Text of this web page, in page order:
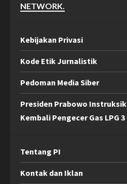
NETWORK.
Kebijakan Privasi
Kode Etik Jurnalistik
Pedoman Media Siber
Presiden Prabowo
Kembali Pengecer Gas LPG 3
Tentang PI
Kontak dan Iklan